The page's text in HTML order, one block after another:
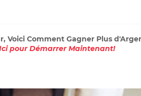
Voici Comment Gagner Plus
pour Démarrer Maintenant!